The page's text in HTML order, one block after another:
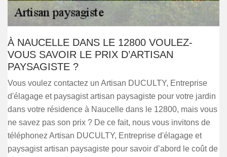
À NAUCELLE DANS LE 12800 VOULEZ-
VOUS SAVOIR LE PRIX D’ARTISAN
PAYSAGISTE ?
Vous voulez contactez un Artisan DUCULTY, Entreprise
d'élagage et paysagist artisan paysagiste pour votre jardin
dans votre résidence à Naucelle dans le 12800, mais vous
ne savez pas son prix ? De ce fait, nous vous invitons de
téléphonez Artisan DUCULTY, Entreprise d'élagage et
paysagist artisan paysagiste pour savoir d’abord le coût de